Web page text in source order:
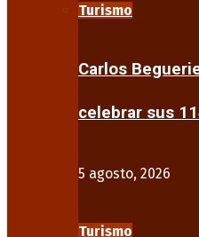
Turismo
Carlos
celebrar sus
5 agosto, 2026
Turismo